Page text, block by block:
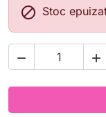
 Stoc
 